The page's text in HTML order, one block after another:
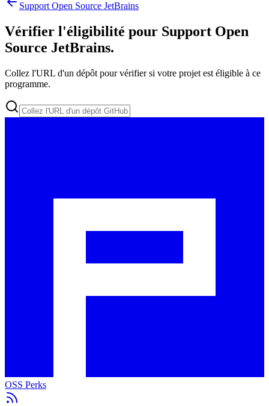
Support Open Source JetBrains
Vérifier l'éligibilité pour Support Open
Source JetBrains.
Collez l'URL d'un dépôt pour vérifier si votre projet est éligible à ce
programme.
OSS Perks